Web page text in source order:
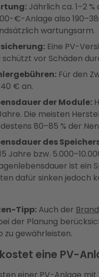
Jährlich ca. 1–2
€-Anlage also
wartungsarm.
Eine PV-
schützt vor Schäden
Für den
€ an.
der Module:
Die meisten
80–85 % der
des
Jahre bzw.
ist ein
dafür sinken jedoch
Tipp: Auch der
der Planung
zu gewährleisten.
eine PV-
einer PV-Anlage